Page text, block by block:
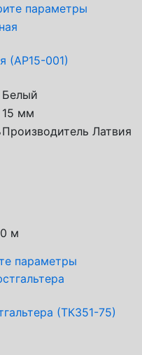
параметры
(АР15-001)
Белый
15 мм
Производитель Латвия
м
параметры
(ТК351-75)